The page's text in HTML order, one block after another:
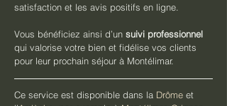
satisfaction et les avis positifs en ligne.
Vous bénéficiez ainsi d’un suivi professionnel
qui valorise votre bien et fidélise vos clients
pour leur prochain séjour à Montélimar.
Ce service est disponible dans la Drôme et